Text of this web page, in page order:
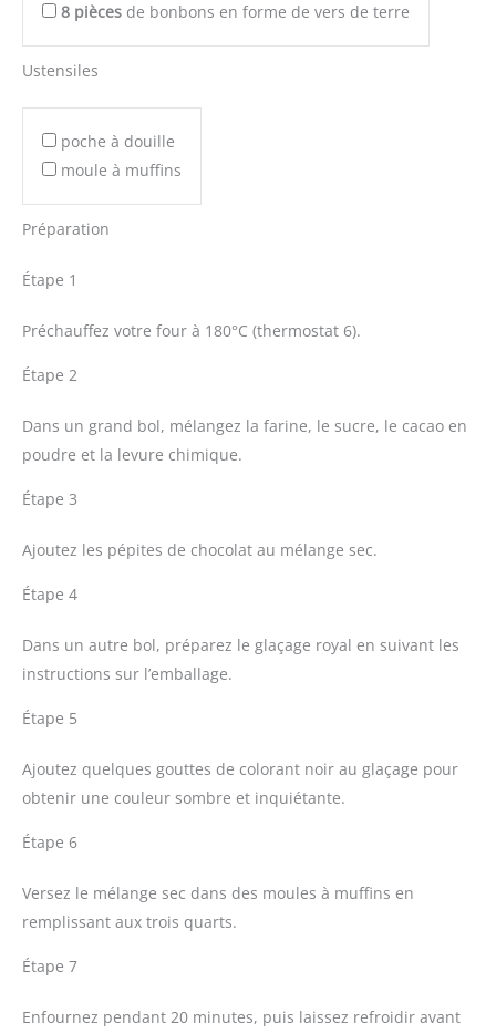
8 pièces de bonbons en forme de vers de terre
Ustensiles
poche à douille
moule à muffins
Préparation
Étape 1
Préchauffez votre four à 180°C (thermostat 6).
Étape 2
Dans un grand bol, mélangez la farine, le sucre, le cacao en
poudre et la levure chimique.
Étape 3
Ajoutez les pépites de chocolat au mélange sec.
Étape 4
Dans un autre bol, préparez le glaçage royal en suivant les
instructions sur l’emballage.
Étape 5
Ajoutez quelques gouttes de colorant noir au glaçage pour
obtenir une couleur sombre et inquiétante.
Étape 6
Versez le mélange sec dans des moules à muffins en
remplissant aux trois quarts.
Étape 7
Enfournez pendant 20 minutes, puis laissez refroidir avant